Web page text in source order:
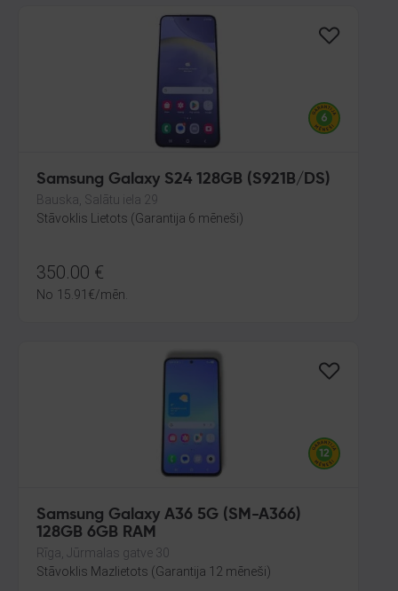
Samsung Galaxy S24 128GB (S921B/DS)
Bauska, Salātu iela 29
Stāvoklis Lietots (Garantija 6 mēneši)
350.00 €
No 15.91 €/mēn.
Samsung Galaxy A36 5G (SM-A366)
128GB 6GB RAM
Rīga, Jūrmalas gatve 30
Stāvoklis Mazlietots (Garantija 12 mēneši)